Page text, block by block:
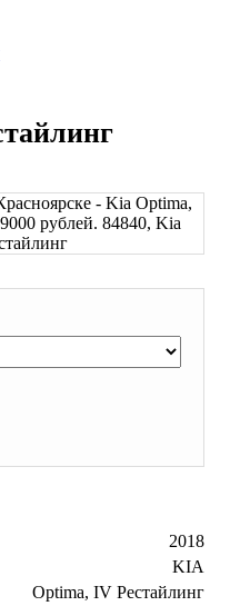
2018
KIA
Optima, IV Рестайлинг